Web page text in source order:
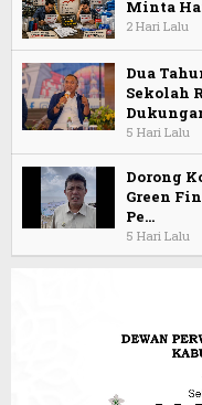
Minta
2 Hari Lalu
Dua
Sekolah
5 Hari Lalu
Dorong
Green
Pe…
5 Hari Lalu